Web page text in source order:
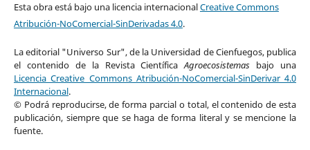
Esta obra está bajo una licencia internacionalCreative Commons
Atribución-NoComercial-SinDerivadas 4.0.
La editorial "Universo Sur", de la Universidad de Cienfuegos, publica
el contenido de la Revista Científica Agroecosistemas bajo una
Licencia Creative Commons Atribución-NoComercial-SinDerivar 4.0
Internacional.
© Podrá reproducirse, de forma parcial o total, el contenido de esta
publicación, siempre que se haga de forma literal y se mencione la
fuente.